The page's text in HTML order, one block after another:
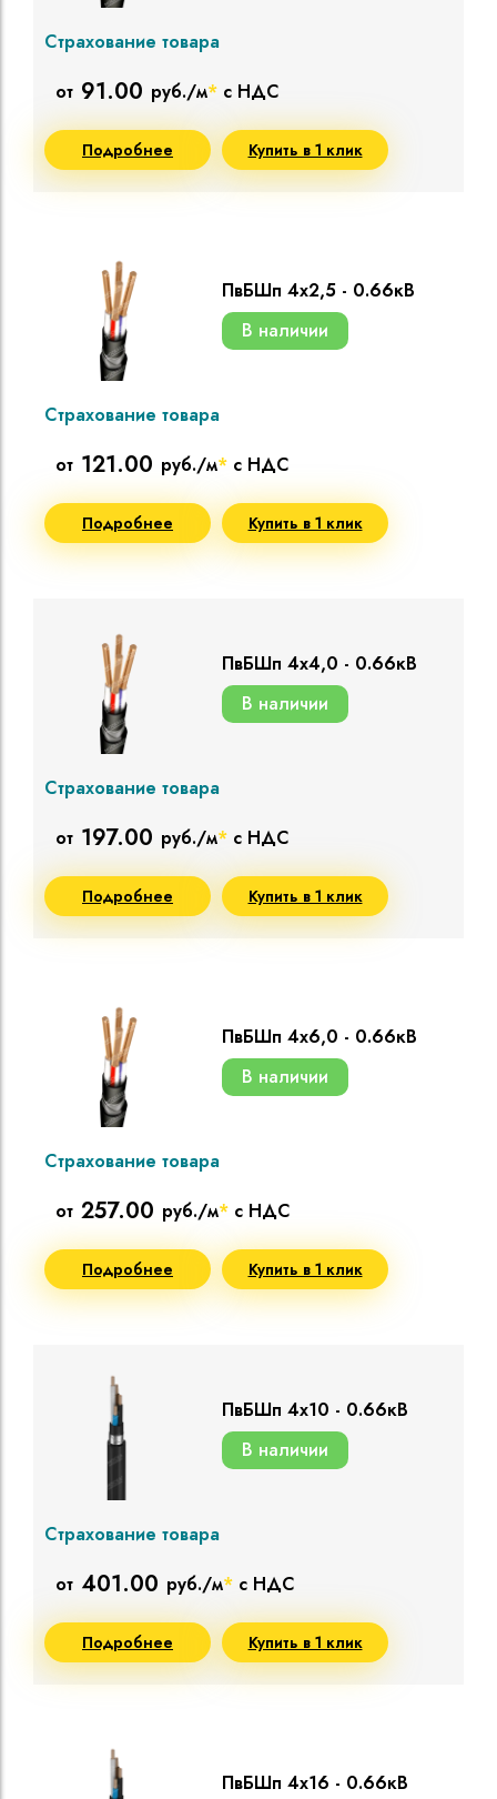
Страхование товара
от 91.00 руб./м* с НДС
Подробнее Купить в 1 клик
ПвБШп 4х2,5 - 0.66кВ
В наличии
Страхование товара
от 121.00 руб./м* с НДС
Подробнее Купить в 1 клик
ПвБШп 4х4,0 - 0.66кВ
В наличии
Страхование товара
от 197.00 руб./м* с НДС
Подробнее Купить в 1 клик
ПвБШп 4х6,0 - 0.66кВ
В наличии
Страхование товара
от 257.00 руб./м* с НДС
Подробнее Купить в 1 клик
ПвБШп 4х10 - 0.66кВ
В наличии
Страхование товара
от 401.00 руб./м* с НДС
Подробнее Купить в 1 клик
ПвБШп 4х16 - 0.66кВ